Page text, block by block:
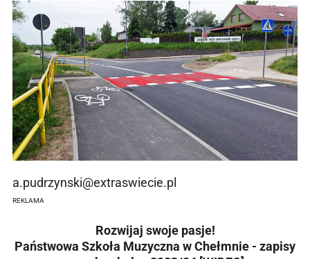
a.pudrzynski@extraswiecie.pl
REKLAMA
Rozwijaj swoje pasje!
Państwowa Szkoła Muzyczna w Chełmnie - zapisy